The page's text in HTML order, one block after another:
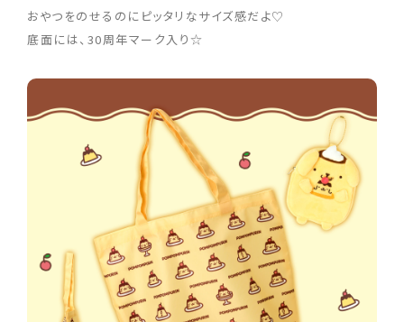
おやつをのせるのにピッタリなサイズ感だよ♡
底面には、30周年マーク入り☆